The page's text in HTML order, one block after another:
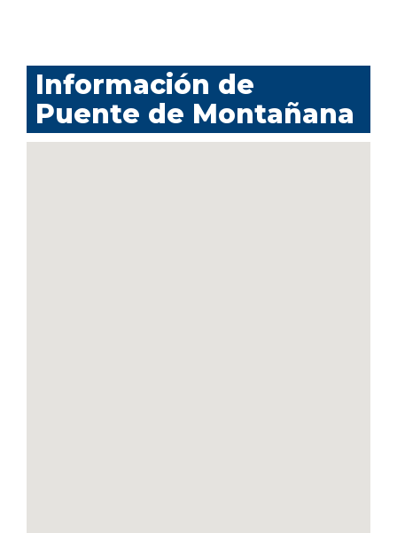
Información de
Puente de Montañana